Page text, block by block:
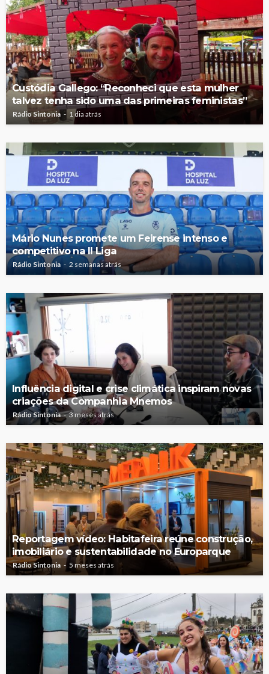
Custódia Gallego: “Reconheci que esta mulher
talvez tenha sido uma das primeiras feministas”
Rádio Sintonia 1 dia atrás
Mário Nunes promete um Feirense intenso e
competitivo na II Liga
Rádio Sintonia 2 semanas atrás
Influência digital e crise climática inspiram novas
criações da Companhia Mnemos
Rádio Sintonia 3 meses atrás
Reportagem vídeo: Habitafeira reúne construção,
imobiliário e sustentabilidade no Europarque
Rádio Sintonia 5 meses atrás